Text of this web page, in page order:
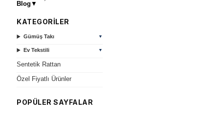
Blog ▼
KATEGORİLER
Gümüş Takı ▼
Ev Tekstili ▼
Sentetik Rattan
Özel Fiyatlı Ürünler
POPÜLER SAYFALAR